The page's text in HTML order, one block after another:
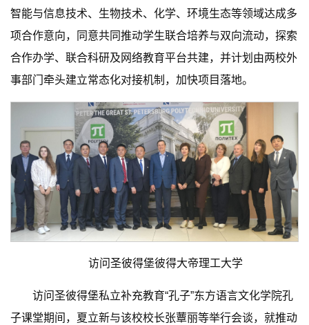
智能与信息技术、生物技术、化学、环境生态等领域达成多
项合作意向，同意共同推动学生联合培养与双向流动，探索
合作办学、联合科研及网络教育平台共建，并计划由两校外
事部门牵头建立常态化对接机制，加快项目落地。
访问圣彼得堡彼得大帝理工大学
访问圣彼得堡私立补充教育“孔子”东方语言文化学院孔
子课堂期间，夏立新与该校校长张蕈丽等举行会谈，就推动